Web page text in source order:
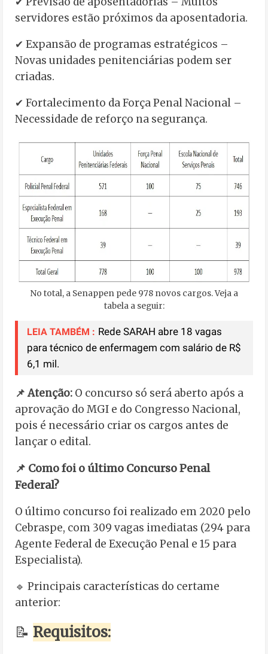
servidores estão próximos da aposentadoria.
✔ Expansão de programas estratégicos –
Novas unidades penitenciárias podem ser
criadas.
✔ Fortalecimento da Força Penal Nacional –
Necessidade de reforço na segurança.
No total, a Senappen pede 978 novos cargos. Veja a
tabela a seguir:
LEIA TAMBÉM : Rede SARAH abre 18 vagas
para técnico de enfermagem com salário de R$
6,1 mil.
📌 Atenção: O concurso só será aberto após a
aprovação do MGI e do Congresso Nacional,
pois é necessário criar os cargos antes de
lançar o edital.
📌 Como foi o último Concurso Penal
Federal?
O último concurso foi realizado em 2020 pelo
Cebraspe, com 309 vagas imediatas (294 para
Agente Federal de Execução Penal e 15 para
Especialista).
🔹 Principais características do certame
anterior:
📝 Requisitos: